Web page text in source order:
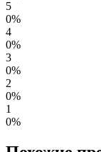
5
0%
4
0%
3
0%
2
0%
1
0%